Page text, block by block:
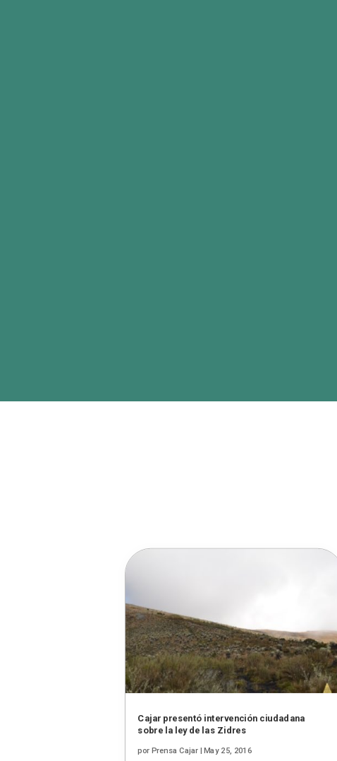
Cajar presentó intervención ciudadana
sobre la ley de las Zidres
porPrensa Cajar |May 25, 2016